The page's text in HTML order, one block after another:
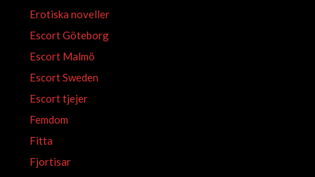
Erotiska noveller
Escort Göteborg
Escort Malmö
Escort Sweden
Escort tjejer
Femdom
Fitta
Fjortisar